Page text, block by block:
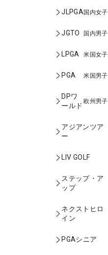
JLPGA国内女子
JGTO 国内男子
LPGA 米国女子
PGA 米国男子
DPワ
ールド
欧州男子
アジアンツア
ー
LIV GOLF
ステップ・ア
ップ
ネクストヒロ
イン
PGAシニア